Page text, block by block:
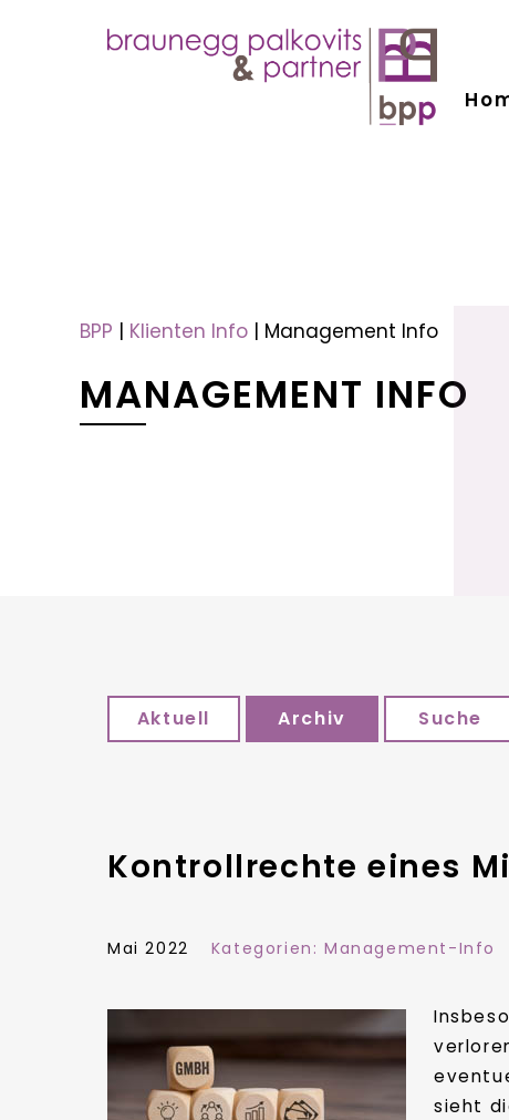
BPP | Klienten Info | Management Info
MANAGEMENT INFO
Aktuell Archiv Suche
Kontrollrechte eines
Mai 2022 Kategorien:Management-Info
sieht